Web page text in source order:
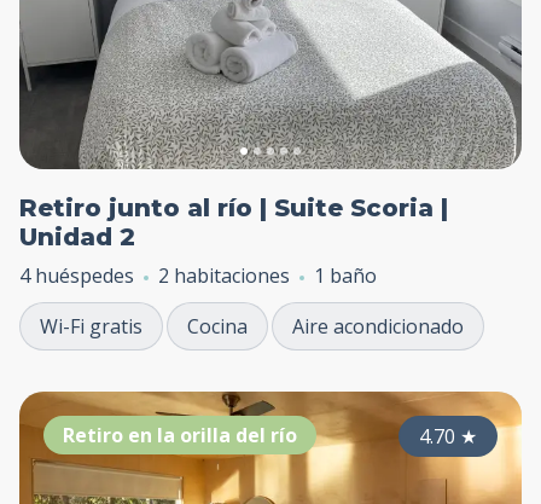
Retiro junto al río | Suite Scoria |
Unidad 2
4 huéspedes 2 habitaciones
1 baño
Wi-Fi gratis
Cocina Aire acondicionado
Retiro en la orilla del río 4.70 ★